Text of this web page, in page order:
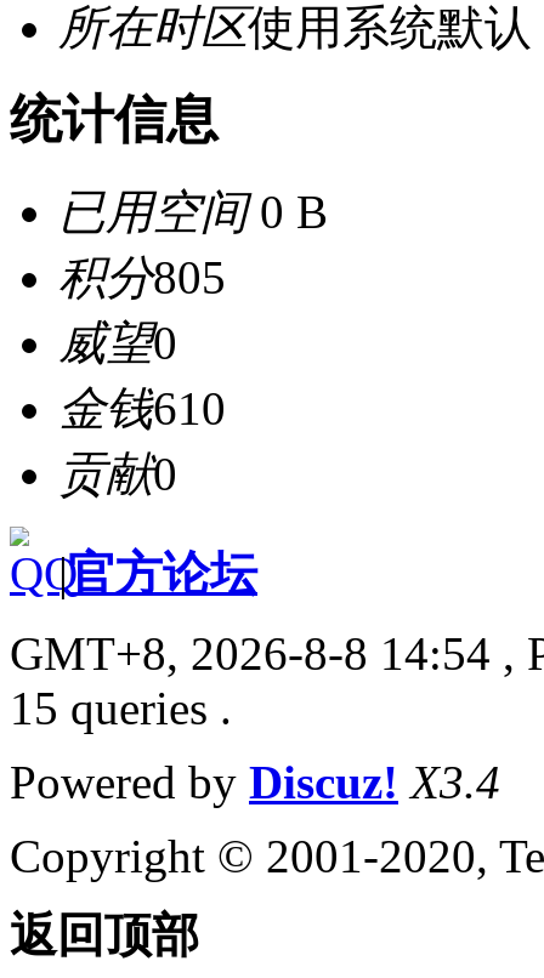
所在时区使用系统默认
统计信息
已用空间0 B
积分805
威望0
金钱610
贡献0
|官方论坛
GMT+8, 2026-8-8 14:54 ,
15 queries .
Powered by Discuz! X3.4
Copyright © 2001-2020,
返回顶部